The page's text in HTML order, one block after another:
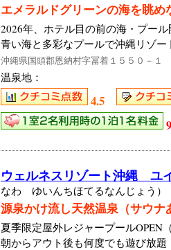
エメラルドグリーンの海を眺
2026年、ホテル目の前の海・プー
青い海と多彩なプールで沖縄リゾ
沖縄県国頭郡恩納村字冨着１５５０－１
温泉地：
4.5
ウェルネスリゾート沖縄 ユ
なわ ゆいんちほてるなんじょう）
源泉かけ流し天然温泉（サウナ
夏季限定屋外レジャープールOPEN
朝からアウト後も何度でも遊び放